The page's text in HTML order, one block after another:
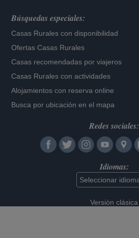
Búsquedas especiales:
Casas Rurales con disponibilidad
Ofertas Casas Rurales
Casas recomendadas por viajeros
Casas Rurales con actividades
Alojamientos con reserva online
Busca por ubicación en el mapa
Redes sociales:
Idiomas:
Versión clásica